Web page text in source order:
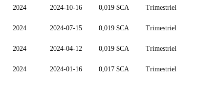
2024 2024-10-16 0,019 $CA Trimestriel
2024 2024-07-15 0,019 $CA Trimestriel
2024 2024-04-12 0,019 $CA Trimestriel
2024 2024-01-16 0,017 $CA Trimestriel